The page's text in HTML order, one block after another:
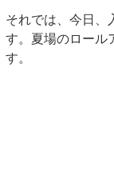
それでは、今日、
す。夏場のロール
す。